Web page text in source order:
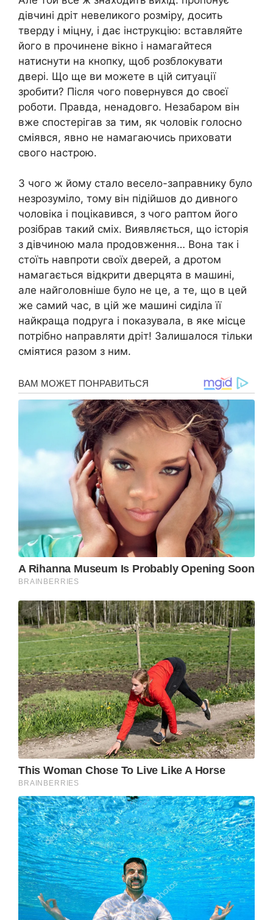
дівчині дріт невеликого розміру, досить
тверду і міцну, і дає інструкцію: вставляйте
його в прочинене вікно і намагайтеся
натиснути на кнопку, щоб розблокувати
двері. Що ще ви можете в цій ситуації
зробити? Після чого повернувся до своєї
роботи. Правда, ненадовго. Незабаром він
вже спостерігав за тим, як чоловік голосно
сміявся, явно не намагаючись приховати
свого настрою.
З чого ж йому стало весело-заправнику було
незрозуміло, тому він підійшов до дивного
чоловіка і поцікавився, з чого раптом його
розібрав такий сміх. Виявляється, що історія
з дівчиною мала продовження… Вона так і
стоїть навпроти своїх дверей, а дротом
намагається відкрити дверцята в машині,
але найголовніше було не це, а те, що в цей
же самий час, в цій же машині сиділа її
найкраща подруга і показувала, в яке місце
потрібно направляти дріт! Залишалося тільки
сміятися разом з ним.